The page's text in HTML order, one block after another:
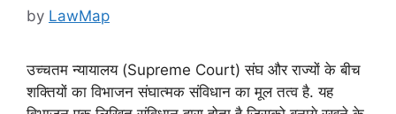
by LawMap
उच्चतम न्यायालय (Supreme Court) संघ और राज्यों के बीच
शक्तियों का विभाजन संघात्मक संविधान का मूल तत्व है. यह